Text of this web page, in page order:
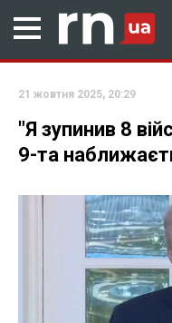
21 жовтня 2025, 20:29
"Я зупинив 8
9-та